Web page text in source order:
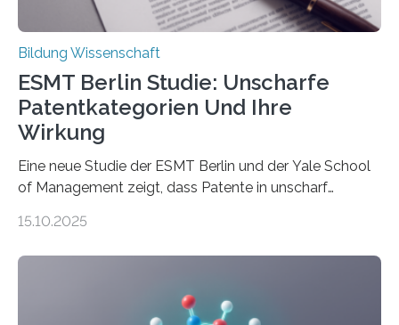
Bildung Wissenschaft
ESMT Berlin Studie: Unscharfe
Patentkategorien Und Ihre
Wirkung
Eine neue Studie der ESMT Berlin und der Yale School
of Management zeigt, dass Patente in unscharf
häufiger zu bahnbrechenden Innovationen führen und
Erfindungen entstehen besonders dann, wenn
Wissenskategorien verschwimmen. Das zeigt neue
15.10.2025